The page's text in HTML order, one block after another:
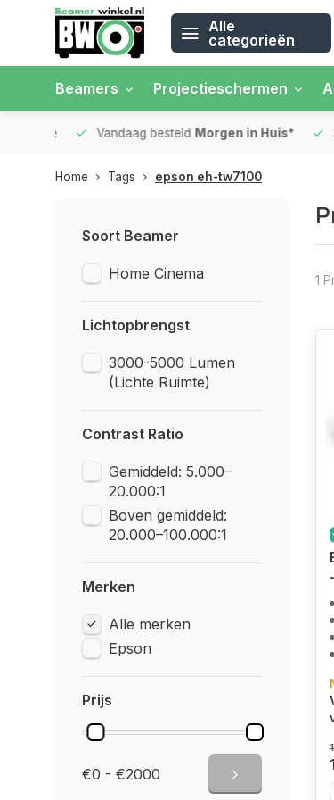
Alle
categorieën
Beamers Projectieschermen
Vandaag besteldMorgen in Huis* 30
Home Tags epson eh-tw7100
Soort Beamer
Home Cinema
Lichtopbrengst
3000-5000 Lumen
(Lichte Ruimte)
Contrast Ratio
Gemiddeld: 5.000–
20.000:1
Boven gemiddeld:
20.000–100.000:1
Merken
Alle merken
Epson
Prijs
€0 - €2000
1